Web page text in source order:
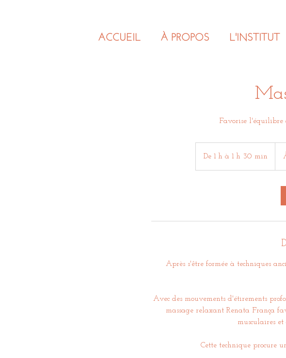
ACCUEIL À PROPOS L'INSTITUT
Favorise l'équilibre
De 1 h à 1 h 30 min
partir
Après s'être formée à techniques
Avec des mouvements d'étirements
massage relaxant Renata França
musculaires et
Cette technique procure